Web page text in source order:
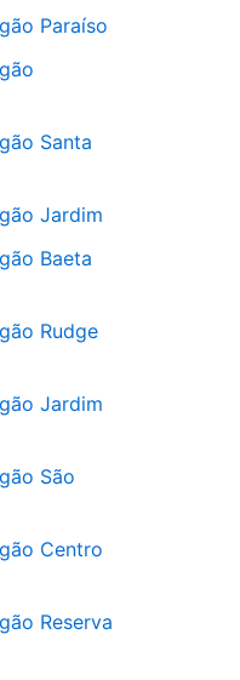
Paraíso
Santa
Jardim
Baeta
Rudge
Jardim
São
Centro
Reserva